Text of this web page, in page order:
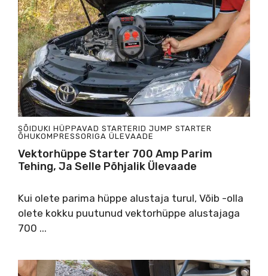
SÕIDUKI HÜPPAVAD STARTERID JUMP STARTER
ÕHUKOMPRESSORIGA ÜLEVAADE
Vektorhüppe Starter 700 Amp Parim
Tehing, Ja Selle Põhjalik Ülevaade
Kui olete parima hüppe alustaja turul, Võib -olla
olete kokku puutunud vektorhüppe alustajaga
700 ...